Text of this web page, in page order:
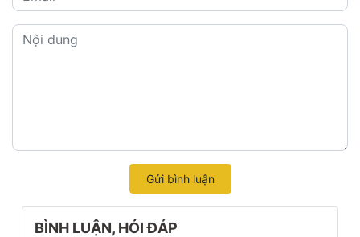
Gửi bình luận
BÌNH LUẬN, HỎI ĐÁP